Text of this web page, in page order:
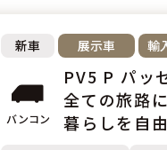
新車 展示車 輸
バンコン
PV5 P パッ
全ての旅路
暮らしを自